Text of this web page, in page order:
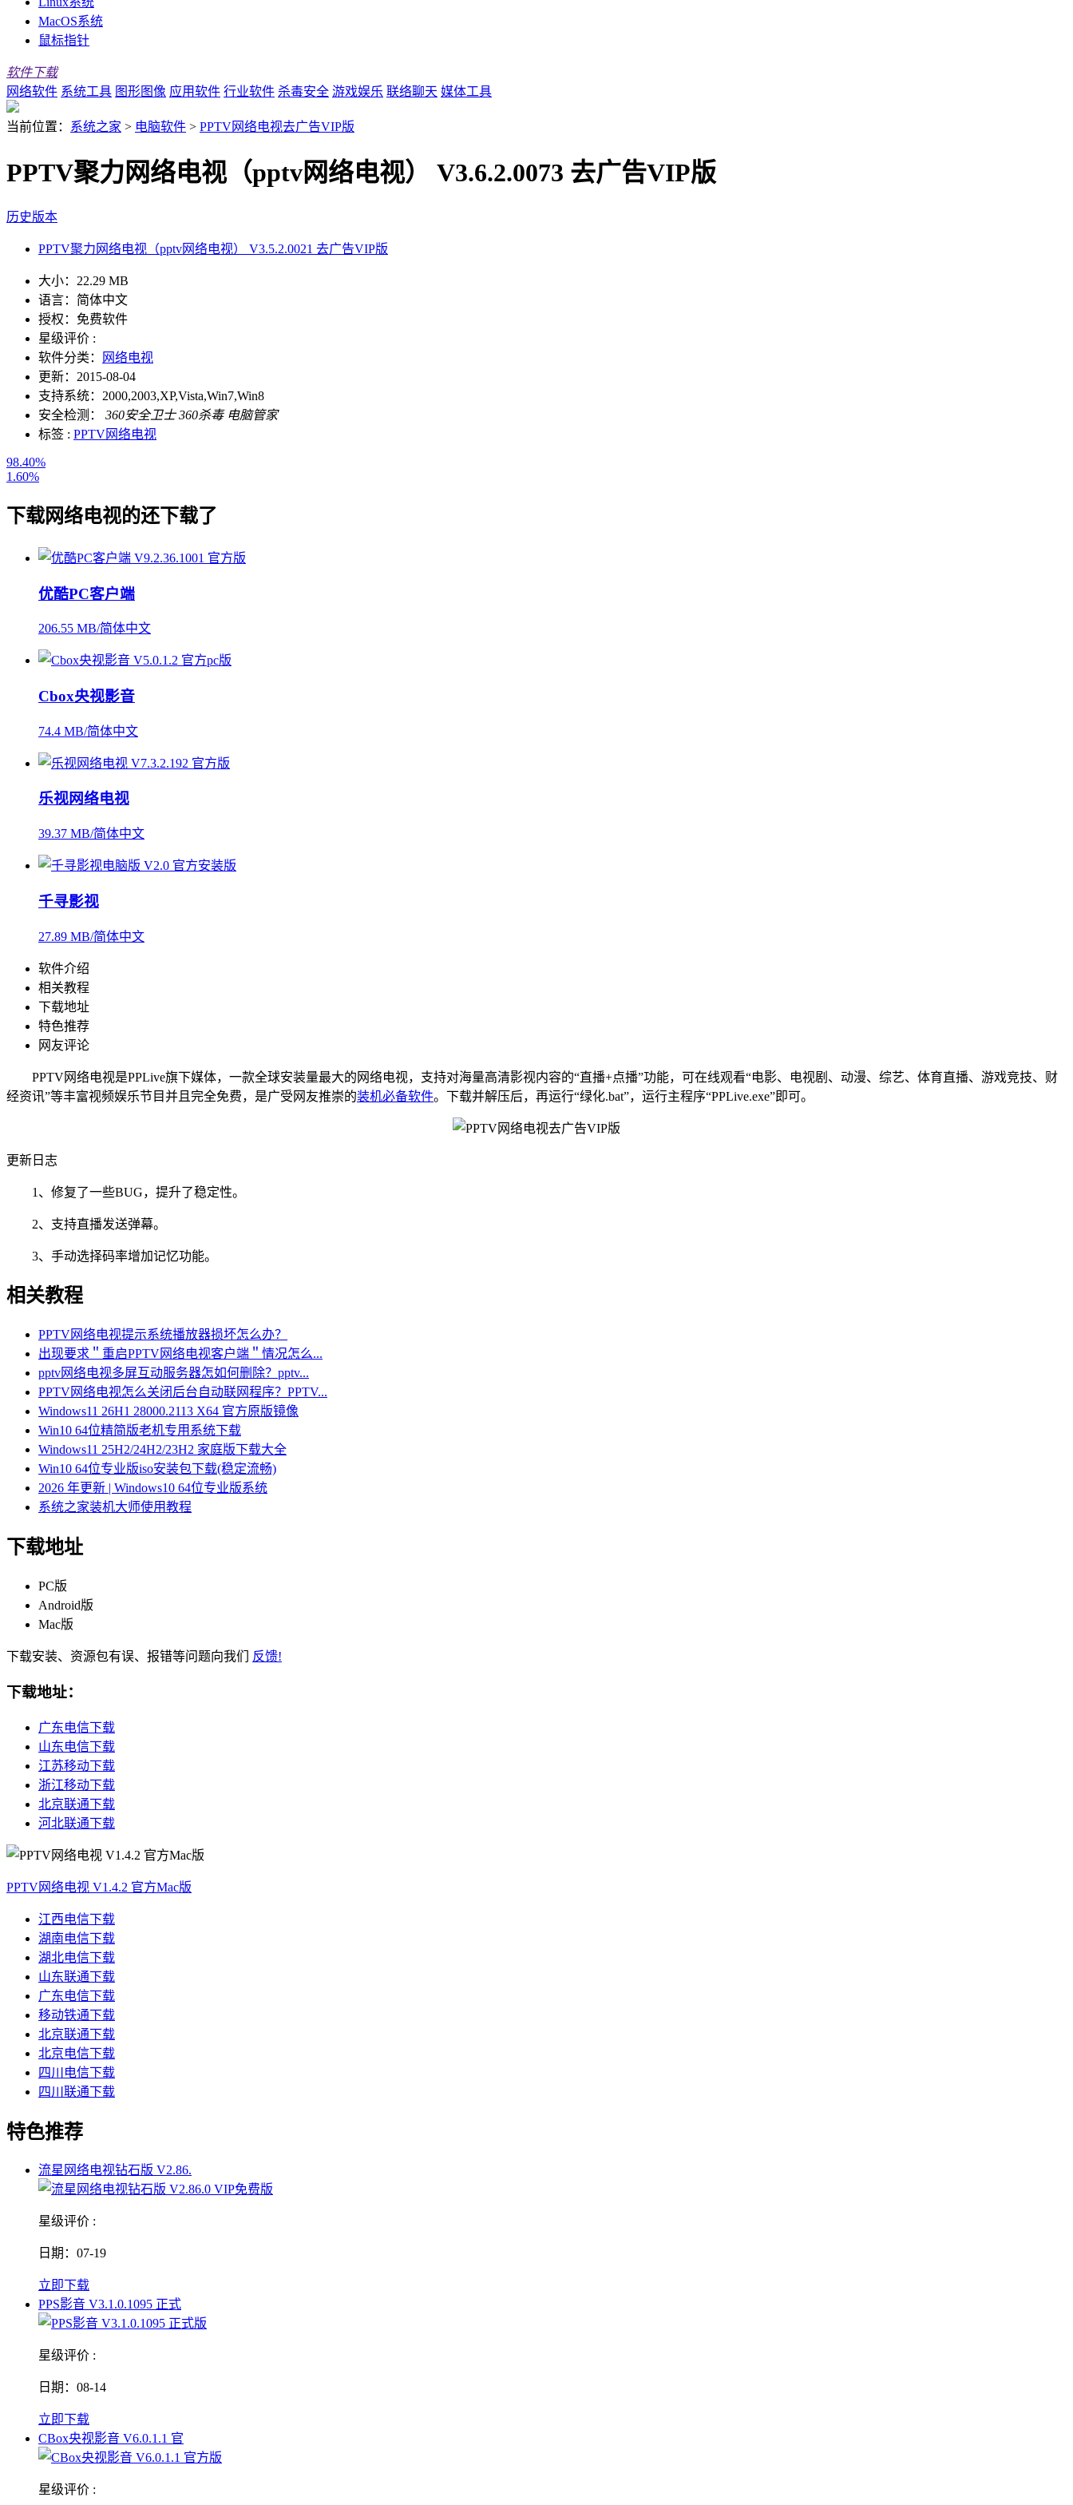
MacOS系统
鼠标指针
软件下载
网络软件 系统工具 图形图像 应用软件 行业软件 杀毒安全 游戏娱乐 联络聊天 媒体工具
当前位置： 系统之家 > 电脑软件 > PPTV网络电视去广告VIP版
PPTV聚力网络电视（pptv网络电视） V3.6.2.0073 去广告VIP版
历史版本
PPTV聚力网络电视（pptv网络电视） V3.5.2.0021 去广告VIP版
大小： 22.29 MB
语言： 简体中文
授权： 免费软件
星级评价 :
软件分类：
网络电视
更新： 2015-08-04
支持系统： 2000,2003,XP,Vista,Win7,Win8
安全检测：
360安全卫士 360杀毒 电脑管家
标签 : PPTV网络电视
98.40%
1.60%
下载网络电视的还下载了
优酷PC客户端
206.55 MB/简体中文
Cbox央视影音
74.4 MB/简体中文
乐视网络电视
39.37 MB/简体中文
千寻影视
27.89 MB/简体中文
软件介绍
相关教程
下载地址
特色推荐
网友评论
PPTV网络电视是PPLive旗下媒体，一款全球安装量最大的网络电视，支持对海量高清影视内容的“直播+点播”功能，可在线观看“电影、电视剧、动漫、综艺、体育直播、游戏竞技、财
经资讯”等丰富视频娱乐节目并且完全免费，是广受网友推崇的装机必备软件。下载并解压后，再运行“绿化.bat”，运行主程序“PPLive.exe”即可。
更新日志
1、修复了一些BUG，提升了稳定性。
2、支持直播发送弹幕。
3、手动选择码率增加记忆功能。
相关教程
PPTV网络电视提示系统播放器损坏怎么办？
出现要求＂重启PPTV网络电视客户端＂情况怎么...
pptv网络电视多屏互动服务器怎如何删除？pptv...
PPTV网络电视怎么关闭后台自动联网程序？PPTV...
Windows11 26H1 28000.2113 X64 官方原版镜像
Win10 64位精简版老机专用系统下载
Windows11 25H2/24H2/23H2 家庭版下载大全
Win10 64位专业版iso安装包下载(稳定流畅)
2026 年更新 | Windows10 64位专业版系统
系统之家装机大师使用教程
下载地址
PC版
Android版
Mac版
下载安装、资源包有误、报错等问题向我们 反馈!
下载地址：
广东电信下载
山东电信下载
江苏移动下载
浙江移动下载
北京联通下载
河北联通下载
PPTV网络电视 V1.4.2 官方Mac版
江西电信下载
湖南电信下载
湖北电信下载
山东联通下载
广东电信下载
移动铁通下载
北京联通下载
北京电信下载
四川电信下载
四川联通下载
特色推荐
流星网络电视钻石版 V2.86.
星级评价 :
日期：07-19
立即下载
PPS影音 V3.1.0.1095 正式
星级评价 :
日期：08-14
立即下载
CBox央视影音 V6.0.1.1 官
星级评价 :